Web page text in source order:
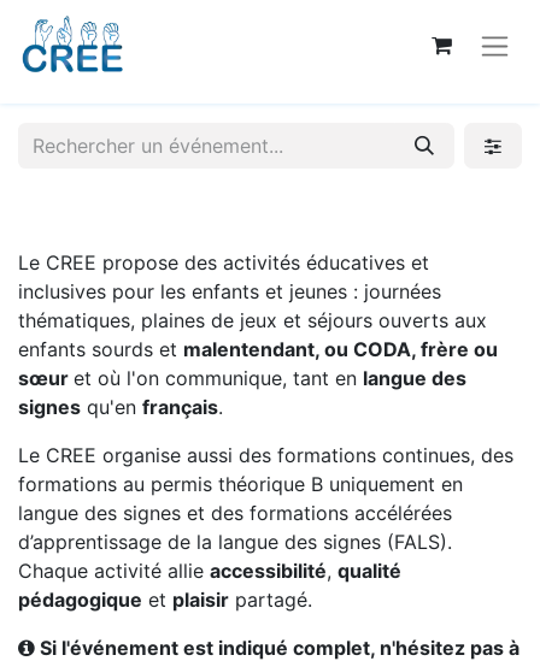
Le CREE propose des activités éducatives et
inclusives pour les enfants et jeunes : journées
thématiques, plaines de jeux et séjours ouverts aux
enfants sourds et malentendant, ou CODA, frère ou
sœur et où l'on communique, tant en langue des
signes qu'en français.
Le CREE organise aussi des formations continues, des
formations au permis théorique B uniquement en
langue des signes et des formations accélérées
d’apprentissage de la langue des signes (FALS).
Chaque activité allie accessibilité, qualité
pédagogique et plaisir partagé.
Si l'événement est indiqué complet, n'hésitez pas à